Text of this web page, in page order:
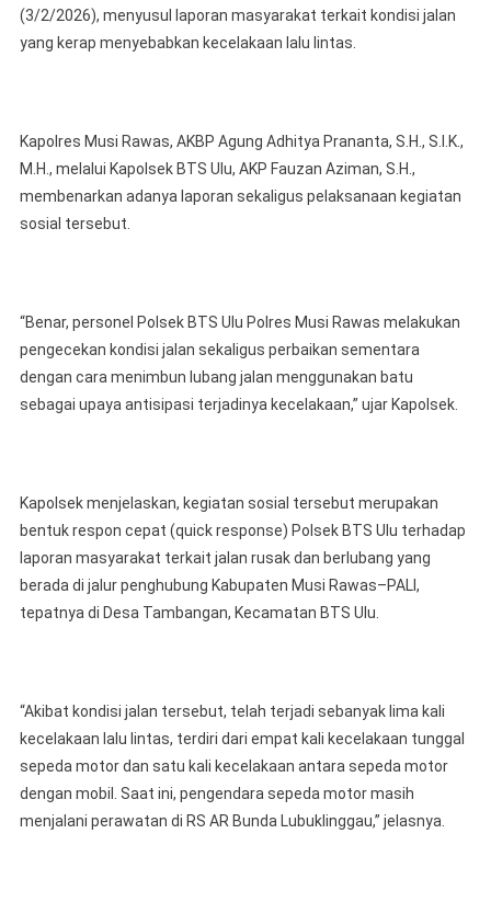
(3/2/2026), menyusul laporan masyarakat terkait kondisi jalan
yang kerap menyebabkan kecelakaan lalu lintas.
Kapolres Musi Rawas, AKBP Agung Adhitya Prananta, S.H., S.I.K.,
M.H., melalui Kapolsek BTS Ulu, AKP Fauzan Aziman, S.H.,
membenarkan adanya laporan sekaligus pelaksanaan kegiatan
sosial tersebut.
“Benar, personel Polsek BTS Ulu Polres Musi Rawas melakukan
pengecekan kondisi jalan sekaligus perbaikan sementara
dengan cara menimbun lubang jalan menggunakan batu
sebagai upaya antisipasi terjadinya kecelakaan,” ujar Kapolsek.
Kapolsek menjelaskan, kegiatan sosial tersebut merupakan
bentuk respon cepat (quick response) Polsek BTS Ulu terhadap
laporan masyarakat terkait jalan rusak dan berlubang yang
berada di jalur penghubung Kabupaten Musi Rawas–PALI,
tepatnya di Desa Tambangan, Kecamatan BTS Ulu.
“Akibat kondisi jalan tersebut, telah terjadi sebanyak lima kali
kecelakaan lalu lintas, terdiri dari empat kali kecelakaan tunggal
sepeda motor dan satu kali kecelakaan antara sepeda motor
dengan mobil. Saat ini, pengendara sepeda motor masih
menjalani perawatan di RS AR Bunda Lubuklinggau,” jelasnya.